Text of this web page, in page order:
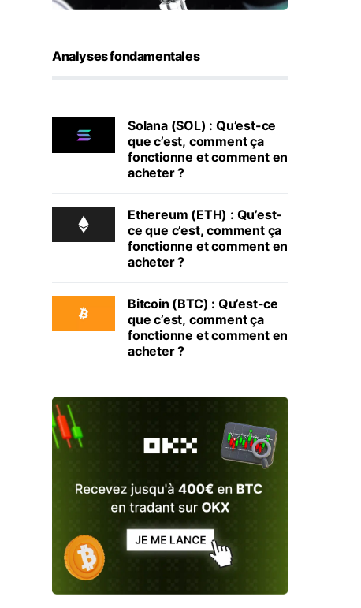
Analyses fondamentales
Solana (SOL) : Qu’est-ce
que c’est, comment ça
fonctionne et comment en
acheter ?
Ethereum (ETH) : Qu’est-
ce que c’est, comment ça
fonctionne et comment en
acheter ?
Bitcoin (BTC) : Qu’est-ce
que c’est, comment ça
fonctionne et comment en
acheter ?